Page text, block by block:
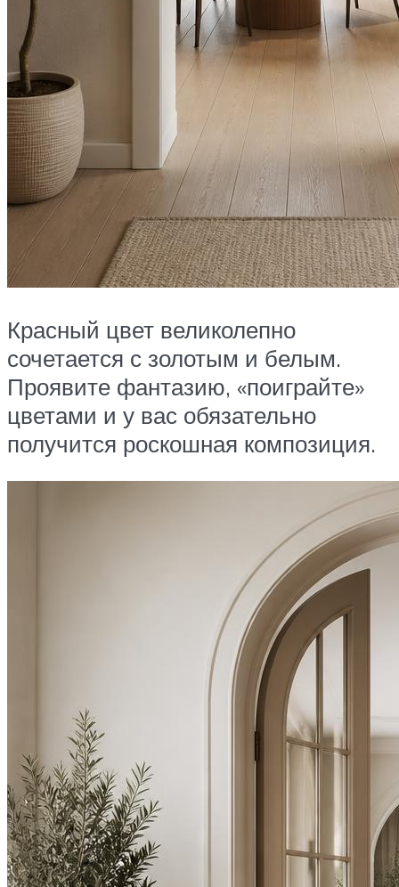
Красный цвет великолепно
сочетается с золотым и белым.
Проявите фантазию, «поиграйте»
цветами и у вас обязательно
получится роскошная композиция.